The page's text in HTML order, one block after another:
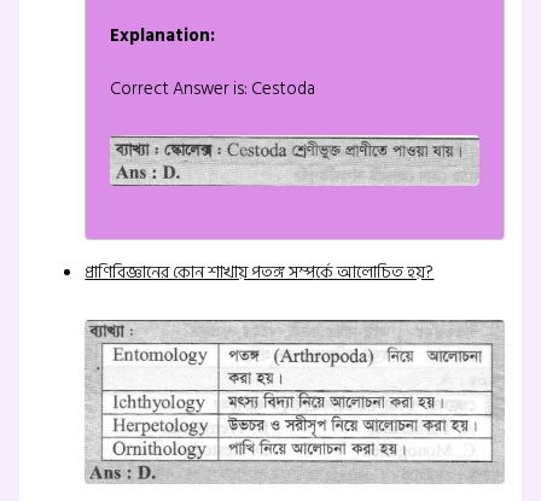
Explanation:
Correct Answer is: Cestoda
প্রাণিবিজ্ঞানের কোন শাখায় পতঙ্গ সম্পর্কে আলোচিত হয়?